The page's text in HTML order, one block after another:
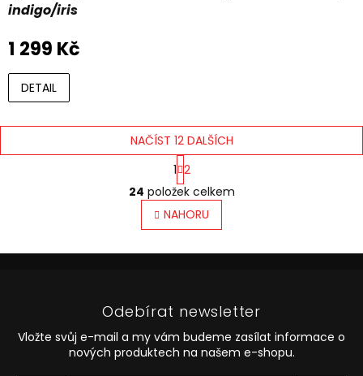
indigo/iris
1 299 Kč
DETAIL
O
v
l
á
p
r
v
k
NAČÍST 12 DALŠÍCH
S
t
r
á
n
k
v
1 2
24 položek celkem
NAHORU
Odebírat newsletter
Vložte svůj e-mail a my vám budeme zasílat informace o
nových produktech na našem e-shopu.